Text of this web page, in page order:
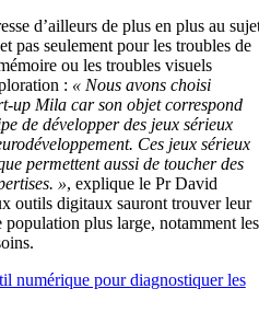
d’ailleurs de plus en plus au
pas seulement pour les troubles de
ou les troubles visuels
: « Nous avons choisi
up Mila car son objet correspond
de développer des jeux sérieux
Ces jeux sérieux
permettent aussi de toucher des
», explique le Pr David
outils digitaux sauront trouver leur
population plus large, notamment les
numérique pour diagnostiquer les